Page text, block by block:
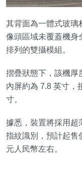
其背面為一體式玻璃
像頭區域未覆蓋機身
排列的雙攝模組。
摺疊狀態下，該機厚
內屏約為 7.8 英寸，
寸。
據悉，裝置將採用超
指紋識別，預計起售
元人民幣左右。